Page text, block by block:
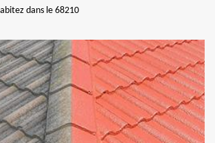
dans le 68210